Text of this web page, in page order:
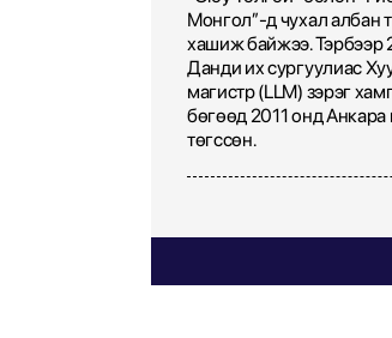
Монгол”-д чухал албан
хашиж байжээ. Тэрбээр
Данди их сургуулиас
магистр (LLM) зэрэг
бөгөөд 2011 онд Анкара
төгссөн.